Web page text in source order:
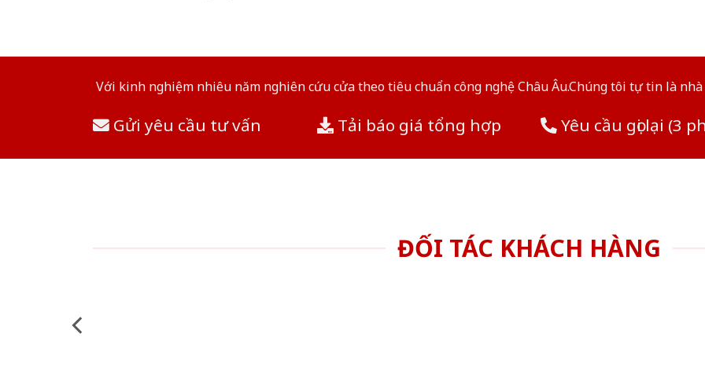
Với kinh nghiệm nhiêu năm nghiên cứu cửa theo tiêu chuẩn công nghệ Châu Âu.Chúng tôi tự tin là
Gửi yêu cầu tư vấn Tải báo giá tổng hợp Yêu cầu gọi lại (3
ĐỐI TÁC KHÁCH HÀNG